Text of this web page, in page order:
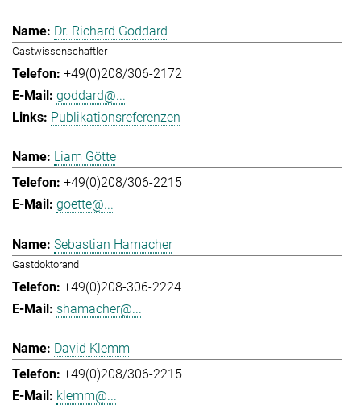
Dr. Richard Goddard
Gastwissenschaftler
+49(0)208/306-2172
goddard@...
Publikationsreferenzen
Liam Götte
+49(0)208/306-2215
goette@...
Sebastian Hamacher
Gastdoktorand
+49(0)208-306-2224
shamacher@...
David Klemm
+49(0)208/306-2215
klemm@...